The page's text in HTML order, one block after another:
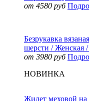
от 4580 руб
Безрукавка
шерсти / Женская
от 3980 руб
НОВИНКА
Жилет меховой